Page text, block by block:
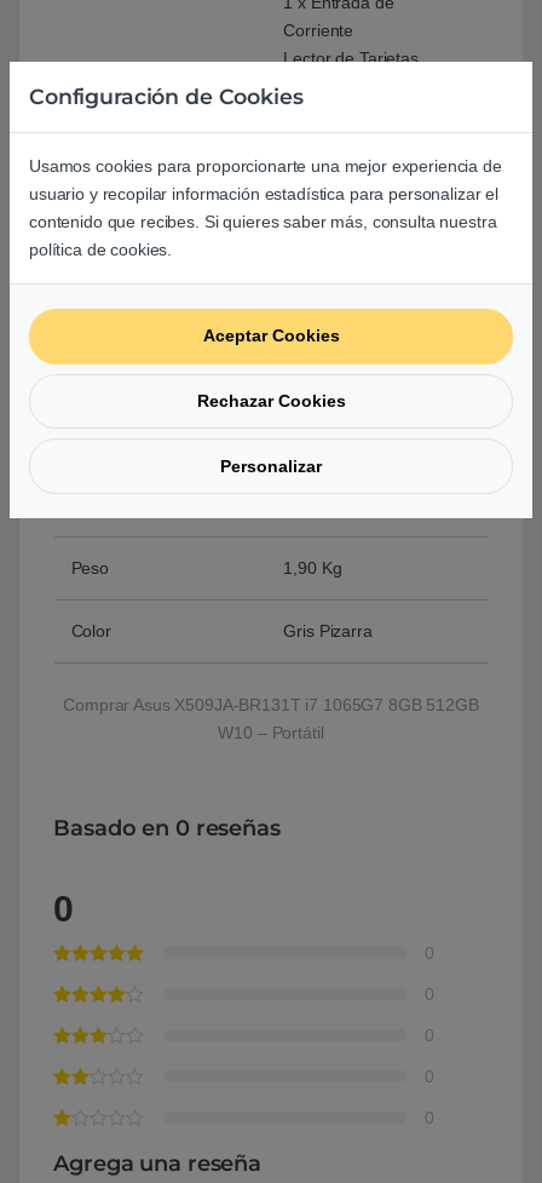
Corriente
Lector de Tarjetas
Sistema operativo
Windows® 10 Home
(64Bits)
Operativo?–>
Litio
Dimensiones 360 x 235 x 22,9 mm
Peso 1,90 Kg
Color Gris Pizarra
Comprar Asus X509JA-BR131T i7 1065G7 8GB 512GB
W10 – Portátil
Basado en 0 reseñas
0
0
0
0
0
0
Agrega una reseña
Configuración de Cookies
Usamos cookies para proporcionarte una mejor experiencia de
usuario y recopilar información estadística para personalizar el
contenido que recibes. Si quieres saber más, consulta nuestra
política de cookies.
Aceptar Cookies
Rechazar Cookies
Personalizar